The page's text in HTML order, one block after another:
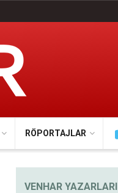
RÖPORTAJLAR
VENHAR YAZARLARI